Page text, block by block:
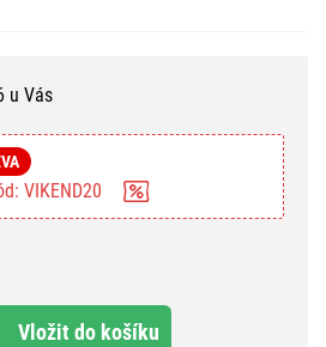
u Vás
VIKEND20
Vložit do košíku